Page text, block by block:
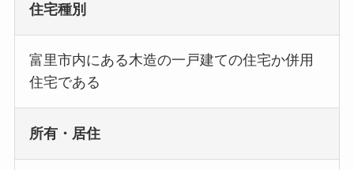
住宅種別
富里市内にある木造の一戸建ての住宅か併用
住宅である
所有・居住